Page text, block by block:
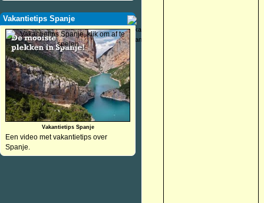
Vakantietips Spanje
Vakantietips Spanje
Een video met vakantietips over
Spanje.